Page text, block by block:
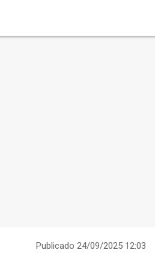
Publicado 24/09/2025 12:03